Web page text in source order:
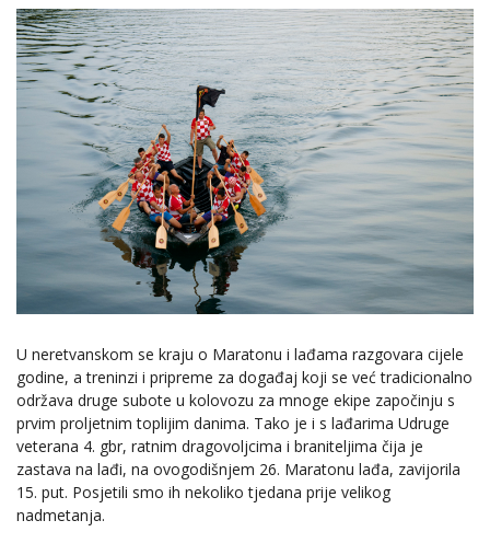
U neretvanskom se kraju o Maratonu i lađama razgovara cijele
godine, a treninzi i pripreme za događaj koji se već tradicionalno
održava druge subote u kolovozu za mnoge ekipe započinju s
prvim proljetnim toplijim danima. Tako je i s lađarima Udruge
veterana 4. gbr, ratnim dragovoljcima i braniteljima čija je
zastava na lađi, na ovogodišnjem 26. Maratonu lađa, zavijorila
15. put. Posjetili smo ih nekoliko tjedana prije velikog
nadmetanja.